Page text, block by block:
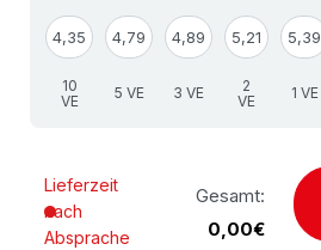
4,35 4,79 4,89 5,21 5,39
10
VE
5 VE 3 VE
2
VE
1 VE
Lieferzeit
nach
Absprache
Gesamt:
0,00€